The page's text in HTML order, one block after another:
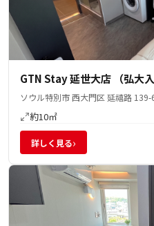
GTN Stay 延世大店 （弘大
ソウル特別市 西大門区 延禧路 139-
約10㎡
詳しく見る›